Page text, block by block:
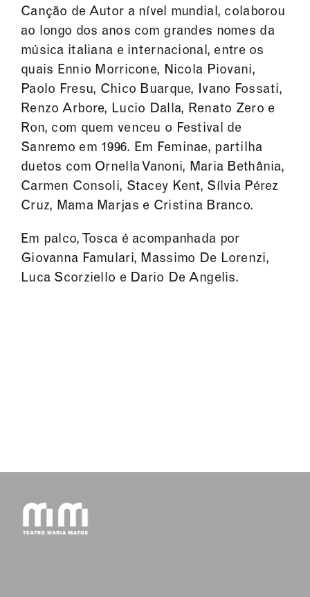
Canção de Autor a nível mundial, colaborou
ao longo dos anos com grandes nomes da
música italiana e internacional, entre os
quais Ennio Morricone, Nicola Piovani,
Paolo Fresu, Chico Buarque, Ivano Fossati,
Renzo Arbore, Lucio Dalla, Renato Zero e
Ron, com quem venceu o Festival de
Sanremo em 1996. Em Feminae, partilha
duetos com Ornella Vanoni, Maria Bethânia,
Carmen Consoli, Stacey Kent, Sílvia Pérez
Cruz, Mama Marjas e Cristina Branco.
Em palco, Tosca é acompanhada por
Giovanna Famulari, Massimo De Lorenzi,
Luca Scorziello e Dario De Angelis.